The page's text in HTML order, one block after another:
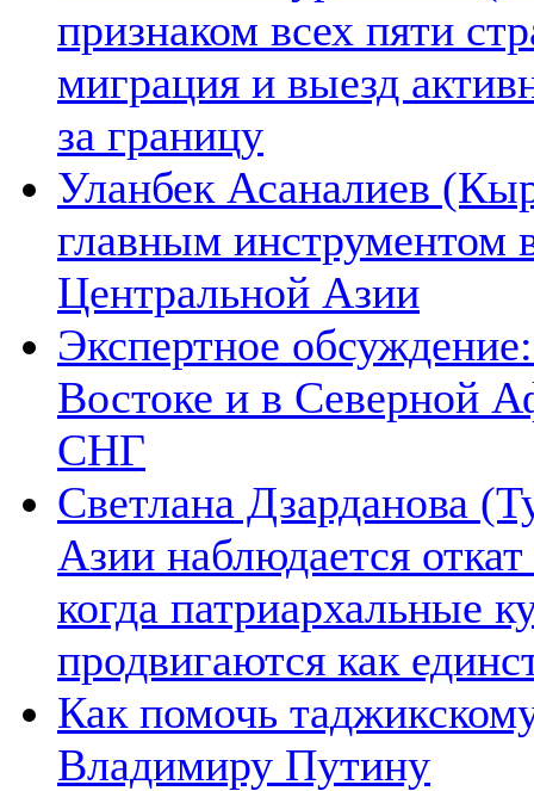
признаком всех пяти
миграция и выезд
за границу
Уланбек Асаналиев
главным инструментом
Центральной Азии
Экспертное
Востоке и в Северной
СНГ
Светлана Дзарданова
Азии наблюдается
когда патриархальные
продвигаются как
Как помочь
Владимиру Путину